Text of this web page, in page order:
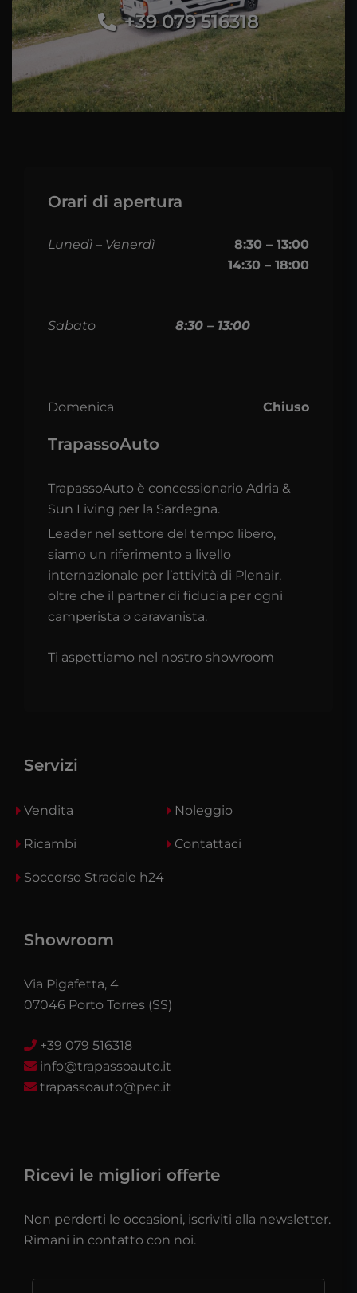
+39 079 516318
Orari di apertura
Lunedì – Venerdì
8:30 – 13:00
14:30 – 18:00
Sabato 8:30 – 13:00
Domenica Chiuso
TrapassoAuto
TrapassoAuto è concessionario Adria &
Sun Living per la Sardegna.
Leader nel settore del tempo libero,
siamo un riferimento a livello
internazionale per l’attività di Plenair,
oltre che il partner di fiducia per ogni
camperista o caravanista.
Ti aspettiamo nel nostro showroom
Servizi
Vendita Noleggio
Ricambi Contattaci
Soccorso Stradale h24
Showroom
Via Pigafetta, 4
07046 Porto Torres (SS)
+39 079 516318
info@trapassoauto.it
trapassoauto@pec.it
Ricevi le migliori offerte
Non perderti le occasioni, iscriviti alla newsletter.
Rimani in contatto con noi.